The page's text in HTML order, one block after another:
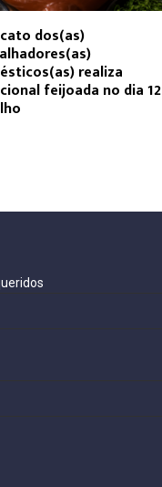
dos(as)
realiza
feijoada no dia 12